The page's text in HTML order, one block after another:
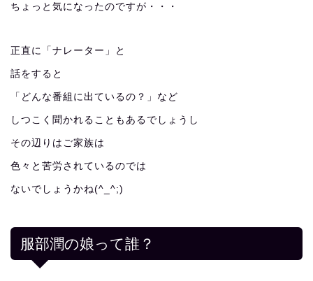
ちょっと気になったのですが・・・
正直に「ナレーター」と
話をすると
「どんな番組に出ているの？」など
しつこく聞かれることもあるでしょうし
その辺りはご家族は
色々と苦労されているのでは
ないでしょうかね(^_^;)
服部潤の娘って誰？